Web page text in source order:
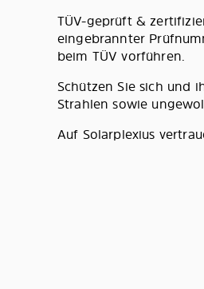
TÜV-geprüft &
eingebrannter
beim TÜV vorführen.
Schützen Sie sich und
Strahlen sowie
Auf Solarplexius